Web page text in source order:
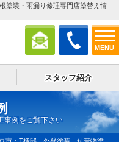
MENU
塗装・雨漏り修理専門店塗替え情
スタッフ紹介
事例をご覧下さい
市・T様邸 外壁塗装 付帯物塗